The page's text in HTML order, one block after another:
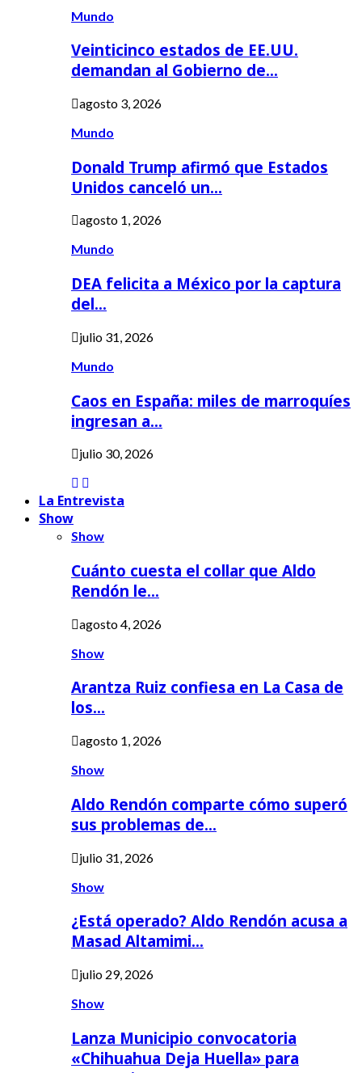
Mundo
Veinticinco estados de EE.UU.
demandan al Gobierno de…
agosto 3, 2026
Mundo
Donald Trump afirmó que Estados
Unidos canceló un…
agosto 1, 2026
Mundo
DEA felicita a México por la captura
del…
julio 31, 2026
Mundo
Caos en España: miles de marroquíes
ingresan a…
julio 30, 2026
La Entrevista
Show
Show
Cuánto cuesta el collar que Aldo
Rendón le…
agosto 4, 2026
Show
Arantza Ruiz confiesa en La Casa de
los…
agosto 1, 2026
Show
Aldo Rendón comparte cómo superó
sus problemas de…
julio 31, 2026
Show
¿Está operado? Aldo Rendón acusa a
Masad Altamimi…
julio 29, 2026
Show
Lanza Municipio convocatoria
«Chihuahua Deja Huella» para